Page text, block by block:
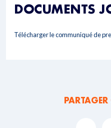
DOCUMENTS
Télécharger le communiqué de
PARTAGER